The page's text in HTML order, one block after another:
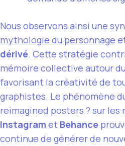
Nous observons ainsi une
mythologie du personnage
dérivé. Cette stratégie
mémoire collective autour
favorisant la créativité de
graphistes. Le phénomène
reimagined posters ? sur les
Instagram et Behance
continue de générer de